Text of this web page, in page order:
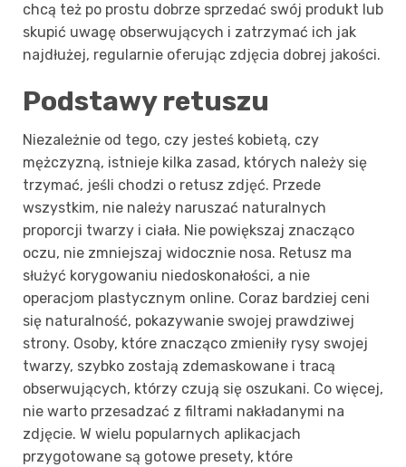
chcą też po prostu dobrze sprzedać swój produkt lub
skupić uwagę obserwujących i zatrzymać ich jak
najdłużej, regularnie oferując zdjęcia dobrej jakości.
Podstawy retuszu
Niezależnie od tego, czy jesteś kobietą, czy
mężczyzną, istnieje kilka zasad, których należy się
trzymać, jeśli chodzi o retusz zdjęć. Przede
wszystkim, nie należy naruszać naturalnych
proporcji twarzy i ciała. Nie powiększaj znacząco
oczu, nie zmniejszaj widocznie nosa. Retusz ma
służyć korygowaniu niedoskonałości, a nie
operacjom plastycznym online. Coraz bardziej ceni
się naturalność, pokazywanie swojej prawdziwej
strony. Osoby, które znacząco zmieniły rysy swojej
twarzy, szybko zostają zdemaskowane i tracą
obserwujących, którzy czują się oszukani. Co więcej,
nie warto przesadzać z filtrami nakładanymi na
zdjęcie. W wielu popularnych aplikacjach
przygotowane są gotowe presety, które